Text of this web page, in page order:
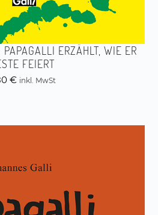
ERZÄHLT, WIE ER
FEIERT
€ inkl. MwSt